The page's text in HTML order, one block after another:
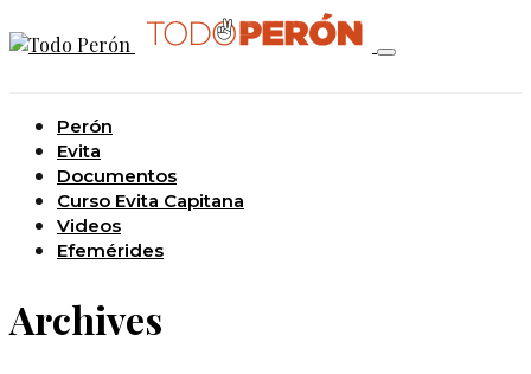
Perón
Evita
Documentos
Curso Evita Capitana
Videos
Efemérides
Archives